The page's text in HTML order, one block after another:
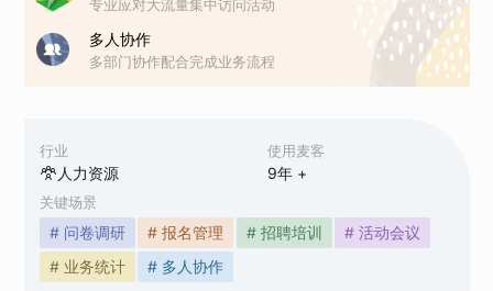
行业
人力资源
使用麦客
9年 +
关键场景
# 问卷调研 # 报名管理 # 招聘培训
# 活动会议
# 业务统计
# 多人协作
专业应对大流量集中访问活动
多人协作
多部门协作配合完成业务流程